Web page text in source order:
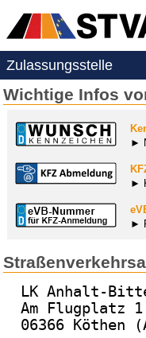
Zulassungsstelle
Wichtige Infos
►
►
►
LK Anhalt-
Am Flugplatz 1
06366 Köthen